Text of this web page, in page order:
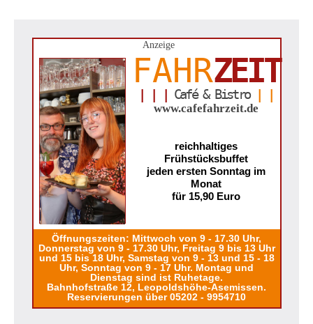
Anzeige
FAHRZEIT
| | | Café & Bistro| |
www.cafefahrzeit.de
reichhaltiges
Frühstücksbuffet
jeden ersten Sonntag im
Monat
für 15,90 Euro
Öffnungszeiten: Mittwoch von 9 - 17.30 Uhr,
Donnerstag von 9 - 17.30 Uhr, Freitag 9 bis 13 Uhr
und 15 bis 18 Uhr, Samstag von 9 - 13 und 15 - 18
Uhr, Sonntag von 9 - 17 Uhr. Montag und
Dienstag sind ist Ruhetage.
Bahnhofstraße 12, Leopoldshöhe-Asemissen.
Reservierungen über 05202 - 9954710